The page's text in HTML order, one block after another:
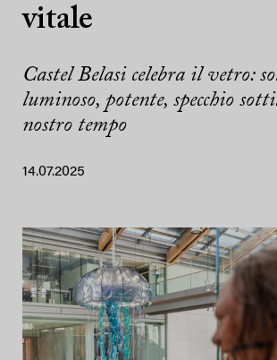
vitale
Castel Belasi celebra il vetro:
luminoso, potente, specchio
nostro tempo
14.07.2025